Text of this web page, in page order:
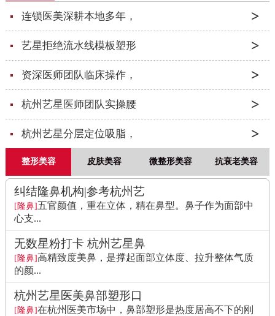
连锁医美深耕本地多年，
艺星拒绝流水线模板塑形
资深医师团队临床操作，
杭州艺星医师团队实操腰
杭州艺星分层定位吸脂，
整形美容 皮肤美容 微整形美容 抗衰老美容
纠结隆鼻机构|参考杭州艺
[隆鼻]五官颜值，重在立体，精在鼻型。鼻子作为面部中
心支...
无数星粉打卡 杭州艺星鼻
[隆鼻]高精致度美鼻，是撑起面部立体度、拉升整体气质
的颜...
杭州艺星医美鼻部塑形口
[隆鼻]在杭州医美市场中，鼻部塑形是热度居高不下的刚